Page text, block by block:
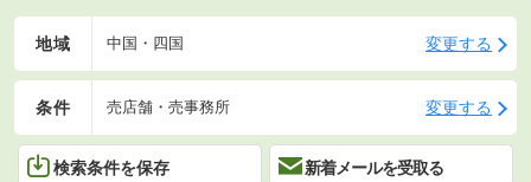
地域 中国・四国 変更する
条件 売店舗・売事務所 変更する
検索条件を保存 新着メールを受取る